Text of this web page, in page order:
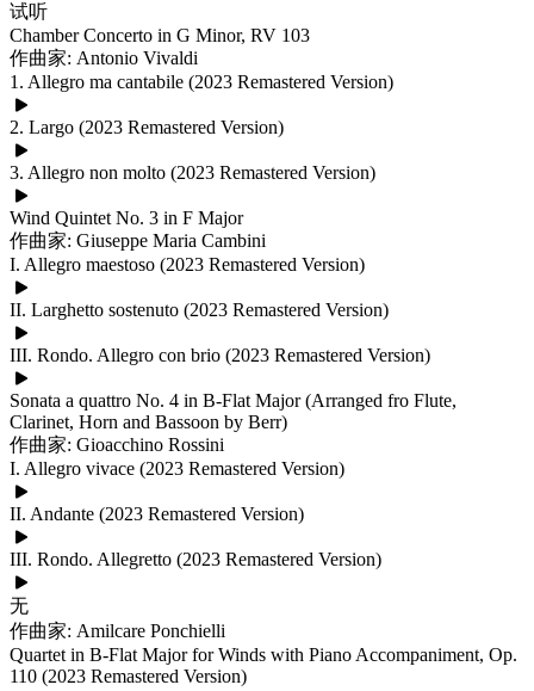
试听
Chamber Concerto in G Minor, RV 103
作曲家: Antonio Vivaldi
1. Allegro ma cantabile (2023 Remastered Version)
2. Largo (2023 Remastered Version)
3. Allegro non molto (2023 Remastered Version)
Wind Quintet No. 3 in F Major
作曲家: Giuseppe Maria Cambini
I. Allegro maestoso (2023 Remastered Version)
II. Larghetto sostenuto (2023 Remastered Version)
III. Rondo. Allegro con brio (2023 Remastered Version)
Sonata a quattro No. 4 in B-Flat Major (Arranged fro Flute,
Clarinet, Horn and Bassoon by Berr)
作曲家: Gioacchino Rossini
I. Allegro vivace (2023 Remastered Version)
II. Andante (2023 Remastered Version)
III. Rondo. Allegretto (2023 Remastered Version)
无
作曲家: Amilcare Ponchielli
Quartet in B-Flat Major for Winds with Piano Accompaniment, Op.
110 (2023 Remastered Version)